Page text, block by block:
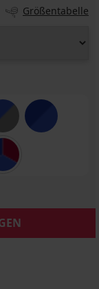
Größentabelle